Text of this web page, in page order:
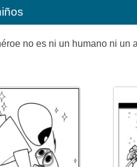
no es ni un humano ni un